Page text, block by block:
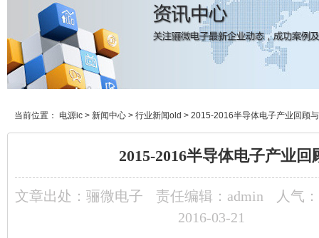
当前位置： 电源ic > 新闻中心 > 行业新闻old > 2015-2016半导体电子产业回顾
2015-2016半导体电子产业回
文章出处： 骊微电子 责任编辑：admin
人气：
2016-03-21